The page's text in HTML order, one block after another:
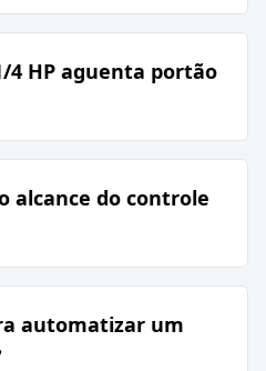
4 HP aguenta portão
alcance do controle
automatizar um